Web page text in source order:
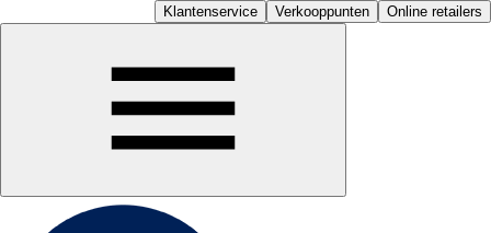
Klantenservice Verkooppunten Online retailers